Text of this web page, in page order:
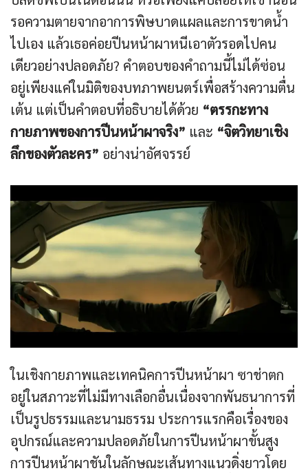
รอความตายจากอาการพิษบาดแผลและการขาดน้ำ
ไปเอง แล้วเธอค่อยปีนหน้าผาหนีเอาตัวรอดไปคน
เดียวอย่างปลอดภัย? คำตอบของคำถามนี้ไม่ได้ซ่อน
อยู่เพียงแค่ในมิติของบทภาพยนตร์เพื่อสร้างความตื่น
เต้น แต่เป็นคำตอบที่อธิบายได้ด้วย “ตรรกะทาง
กายภาพของการปีนหน้าผาจริง” และ “จิตวิทยาเชิง
ลึกของตัวละคร” อย่างน่าอัศจรรย์
ในเชิงกายภาพและเทคนิคการปีนหน้าผา ซาช่าตก
อยู่ในสภาวะที่ไม่มีทางเลือกอื่นเนื่องจากพันธนาการที่
เป็นรูปธรรมและนามธรรม ประการแรกคือเรื่องของ
อุปกรณ์และความปลอดภัยในการปีนหน้าผาขั้นสูง
การปีนหน้าผาชันในลักษณะเส้นทางแนวดิ่งยาวโดย